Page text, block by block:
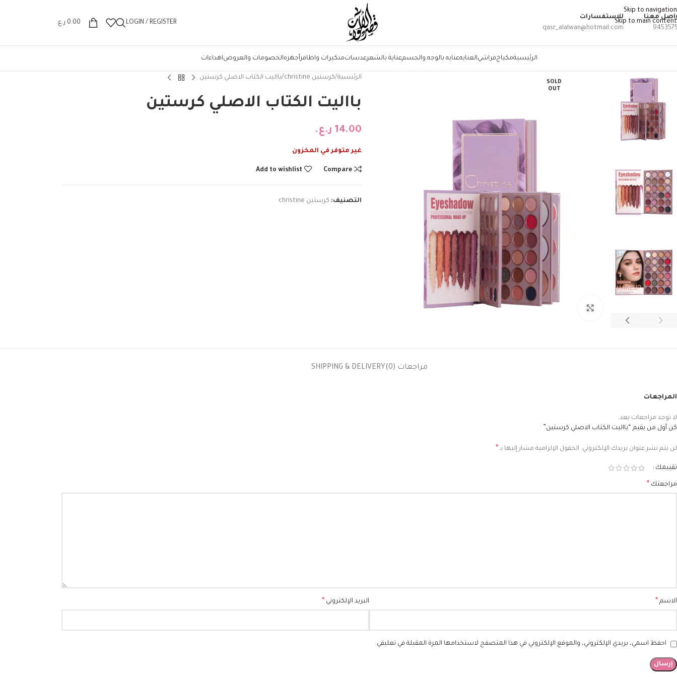
Skip to navigation
Skip to main content
معنا
للاستفسارات
qasr_alalwan@hotmail.com
LOGIN / REGISTER
0.00 ر.ع.
الرئيسيةمكياجفراشيالعنايهعنايه بالوجه والجسمعناية بالشعرعدساتمنكيرات واظافرأجهزهالخصومات والعروضاهداءات
SOLD
OUT
Click to enlarge
الرئيسية كرستين christine بااليت الكتاب الاصلي كرستين
بااليت الكتاب الاصلي كرستين
14.00 ر.ع.
غير متوفر في المخزون
Compare
Add to wishlist
التصنيف: كرستين christine
مراجعات (0) SHIPPING & DELIVERY
المراجعات
لا توجد مراجعات بعد.
كن أول من يقيم “بااليت الكتاب الاصلي كرستين”
لن يتم نشر عنوان بريدك الإلكتروني. الحقول الإلزامية مشار إليها بـ *
تقييمك
مراجعتك *
الاسم * البريد الإلكتروني *
احفظ اسمي، بريدي الإلكتروني، والموقع الإلكتروني في هذا المتصفح لاستخدامها المرة المقبلة في تعليقي.